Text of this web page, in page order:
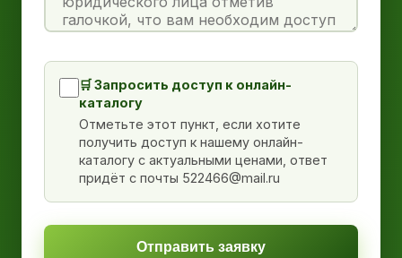
🛒 Запросить доступ к онлайн-
каталогу
Отметьте этот пункт, если хотите
получить доступ к нашему онлайн-
каталогу с актуальными ценами, ответ
придёт с почты 522466@mail.ru
Отправить заявку